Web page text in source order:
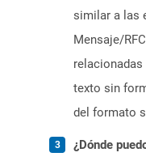
similar a las
Mensaje/
texto sin
del formato
¿Dónde